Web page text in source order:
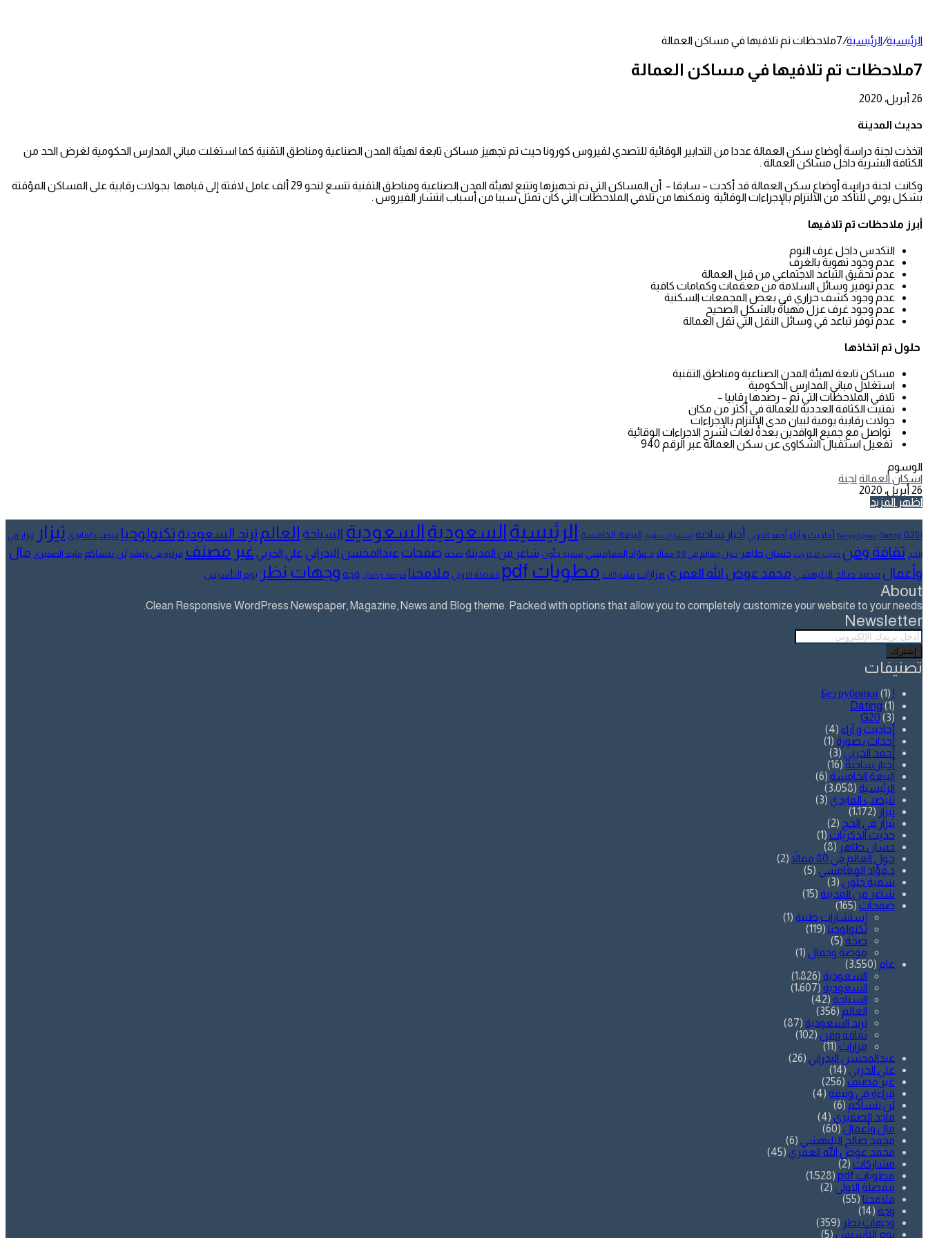
الرئيسية/الرئيسية/7ملاحظات تم تلافيها في مساكن العمالة
7ملاحظات تم تلافيها في مساكن العمالة
26 أبريل، 2020
فيسبوك
لينكدإن
واتساب
تيلقرام
مشاركة
عبر
البريد
طباعة
حديث المدينة
اتخذت لجنة دراسة أوضاع سكن العمالة عددا من التدابير الوقائية للتصدي لفيروس كورونا حيث تم تجهيز مساكن تابعة لهيئة المدن الصناعية ومناطق التقنية كما استغلت مباني المدارس الحكومية لغرض الحد من
الكثافة البشرية داخل مساكن العمالة .
وكانت لجنة دراسة أوضاع سكن العمالة قد أكدت – سابقا – أن المساكن التي تم تجهيزها وتتبع لهيئة المدن الصناعية ومناطق التقنية تتسع لنحو 29 ألف عامل لافتة إلى قيامها بجولات رقابية على المساكن المؤقتة
بشكل يومي للتأكد من الالتزام بالإجراءات الوقائية وتمكنها من تلافي الملاحظات التي كان تمثل سببا من أسباب انتشار الفيروس .
أبرز ملاحظات تم تلافيها
التكدس داخل غرف النوم
عدم وجود تهوية بالغرف
عدم تحقيق التباعد الاجتماعي من قبل العمالة
عدم توفير وسائل السلامة من معقمات وكمامات كافية
عدم وجود كشف حراري في بعض المجمعات السكنية
عدم وجود غرف عزل مهيأة بالشكل الصحيح
عدم توفر تباعد في وسائل النقل التي تقل العمالة
حلول تم اتخاذها
مساكن تابعة لهيئة المدن الصناعية ومناطق التقنية
استغلال مباني المدارس الحكومية
تلافي الملاحظات التي تم – رصدها رقابيا –
تفتيت الكثافة العددية للعمالة في أكثر من مكان
جولات رقابية يومية لبيان مدى الإلتزام بالإجراءات
تواصل مع جميع الوافدين بعدة لغات لشرح الاجراءات الوقائية
تفعيل استقبال الشكاوى عن سكن العمالة عبر الرقم 940
الوسوم
اسكان العمالة لجنة
26 أبريل، 2020
فيسبوك
تويتر
لينكدإن
واتساب
تيلقرام
مشاركة
طباعة
اظهر المزيد
! Без рубрики
Dating G20 أحاديث و آراء أحمد الحربي أخبار ساخنة إستشارات طبية البيعة الخامسة الرئيسية السعودية السعودية السياحة العالم ترند السعودية تكنولوجيا تنيضب الفايدي تيزار تيزار في
الحج ثقافة وفن حديث الذكريات حسان طاهر حول العالم في 80 مقالاً د.فؤاد المغامسي سمية جلّون شاعر من المدينة صحة صفحات عبدالمحسن البدراني علي الحربي غير مصنف قراءة في وثيقة لن ننساكم ماجد الصقيري مال
وأعمال محمد صالح البليهشي محمد عوض الله العمري مزارات مشاركات مطويات pdf مفضلة الاولى ملامحنا موضة وجمال وجه وجهات نظر يوم التأسيس
About
Clean Responsive WordPress Newspaper, Magazine, News and Blog theme. Packed with options that allow you to completely customize your website to your needs.
Newsletter
أدخل
بريدك
الإلكتروني
تصنيفات
! Без рубрики
(1)
Dating (1)
G20 (3)
أحاديث و آراء (4)
أحداث بصورة (1)
أحمد الحربي (3)
أخبار ساخنة (16)
البيعة الخامسة (6)
الرئيسية (3٬058)
تنيضب الفايدي (3)
تيزار (1٬172)
تيزار في الحج (2)
حديث الذكريات (1)
حسان طاهر (8)
حول العالم في 80 مقالاً
(2)
د.فؤاد المغامسي (5)
سمية جلّون (3)
شاعر من المدينة (15)
صفحات (165)
إستشارات طبية (1)
تكنولوجيا (119)
صحة (5)
موضة وجمال (1)
عام (3٬550)
السعودية (1٬826)
السعودية (1٬607)
السياحة (42)
العالم (356)
ترند السعودية (87)
ثقافة وفن (102)
مزارات (11)
عبدالمحسن البدراني (26)
علي الحربي (14)
غير مصنف (256)
قراءة في وثيقة (4)
لن ننساكم (6)
ماجد الصقيري (4)
مال وأعمال (60)
محمد صالح البليهشي (6)
محمد عوض الله العمري (45)
مشاركات (2)
مطويات pdf
(1٬528)
مفضلة الاولى (2)
ملامحنا (55)
وجه (14)
وجهات نظر (359)
يوم التأسيس (5)